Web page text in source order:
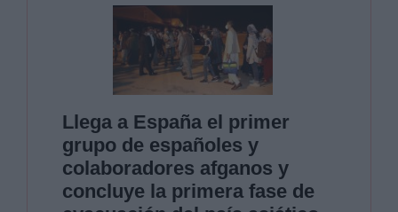
Llega a España el primer
grupo de españoles y
colaboradores afganos y
concluye la primera fase de